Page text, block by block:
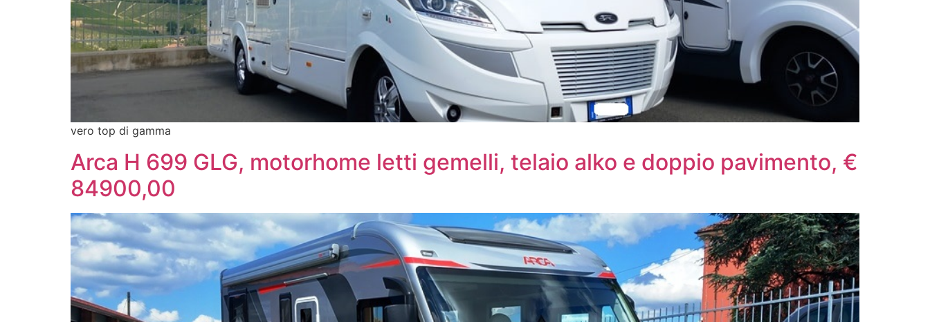
vero top di gamma
Arca H 699 GLG, motorhome letti gemelli, telaio alko e doppio pavimento, €
84900,00